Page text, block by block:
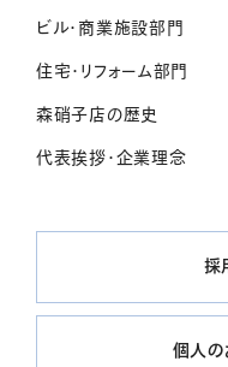
ビル・商業施設部門
住宅・リフォーム部門
森硝子店の歴史
代表挨拶・企業理念
採
個人の